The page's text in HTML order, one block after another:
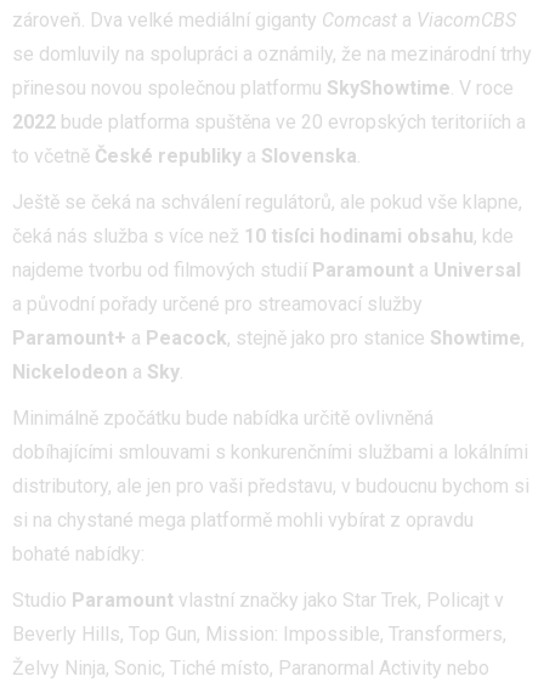
zároveň. Dva velké mediální giganty Comcast a ViacomCBS
se domluvily na spolupráci a oznámily, že na mezinárodní trhy
přinesou novou společnou platformu SkyShowtime. V roce
2022 bude platforma spuštěna ve 20 evropských teritoriích a
to včetně České republiky a Slovenska.
Ještě se čeká na schválení regulátorů, ale pokud vše klapne,
čeká nás služba s více než 10 tisíci hodinami obsahu, kde
najdeme tvorbu od filmových studií Paramount a Universal
a původní pořady určené pro streamovací služby
Paramount+ a Peacock, stejně jako pro stanice Showtime,
Nickelodeon a Sky.
Minimálně zpočátku bude nabídka určitě ovlivněná
dobíhajícími smlouvami s konkurenčními službami a lokálními
distributory, ale jen pro vaši představu, v budoucnu bychom si
si na chystané mega platformě mohli vybírat z opravdu
bohaté nabídky:
Studio Paramount vlastní značky jako Star Trek, Policajt v
Beverly Hills, Top Gun, Mission: Impossible, Transformers,
Želvy Ninja, Sonic, Tiché místo, Paranormal Activity nebo